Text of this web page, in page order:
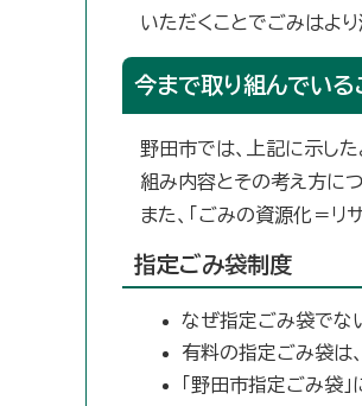
いただくことでごみはよ
今まで取り組んでい
野田市では、上記に示し
組み内容とその考え方に
また、「ごみの資源化＝リ
指定ごみ袋制度
なぜ指定ごみ袋でな
有料の指定ごみ袋は
「野田市指定ごみ袋